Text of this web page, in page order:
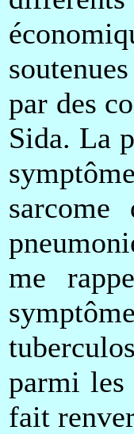
par des
Sida. La
me
parmi
fait